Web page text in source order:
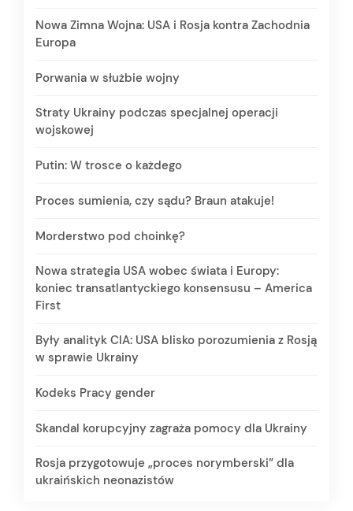
Nowa Zimna Wojna: USA i Rosja kontra Zachodnia
Europa
Porwania w służbie wojny
Straty Ukrainy podczas specjalnej operacji
wojskowej
Putin: W trosce o każdego
Proces sumienia, czy sądu? Braun atakuje!
Morderstwo pod choinkę?
Nowa strategia USA wobec świata i Europy:
koniec transatlantyckiego konsensusu – America
First
Były analityk CIA: USA blisko porozumienia z Rosją
w sprawie Ukrainy
Kodeks Pracy gender
Skandal korupcyjny zagraża pomocy dla Ukrainy
Rosja przygotowuje „proces norymberski” dla
ukraińskich neonazistów